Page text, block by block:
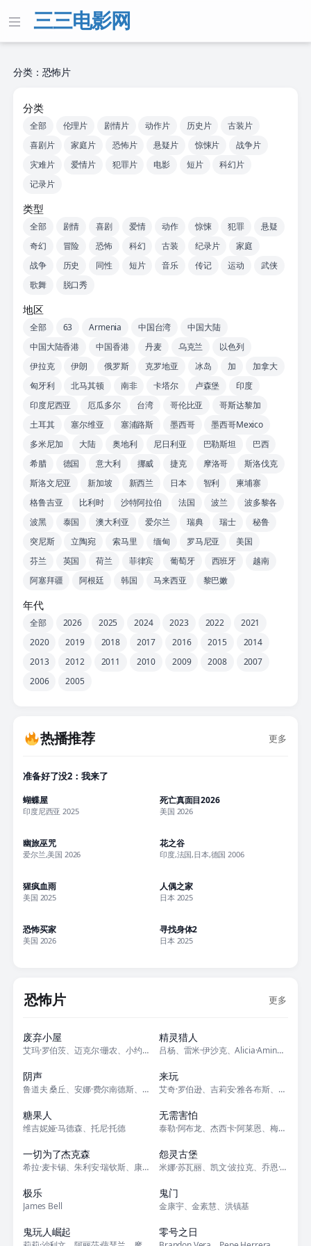
三三电影网
分类：恐怖片
分类
全部 伦理片 剧情片 动作片 历史片
古装片
喜剧片
家庭片 恐怖片 悬疑片 惊悚片
战争片
灾难片
爱情片 犯罪片 电影 短片
科幻片
记录片
类型
全部 剧情 喜剧 爱情 动作 惊悚 犯罪
悬疑
奇幻
冒险 恐怖 科幻 古装 纪录片
家庭
战争
历史 同性 短片 音乐 传记 运动
武侠
歌舞
脱口秀
地区
全部 63 Armenia 中国台湾
中国大陆
中国大陆香港
中国香港 丹麦 乌克兰
以色列
伊拉克
伊朗 俄罗斯 克罗地亚 冰岛 加
加拿大
匈牙利
北马其顿 南非 卡塔尔 卢森堡
印度
印度尼西亚
厄瓜多尔 台湾 哥伦比亚
哥斯达黎加
土耳其
塞尔维亚 塞浦路斯 墨西哥
墨西哥Mexico
多米尼加
大陆 奥地利 尼日利亚 巴勒斯坦
巴西
希腊
德国 意大利 挪威 捷克 摩洛哥
斯洛伐克
斯洛文尼亚
新加坡 新西兰 日本 智利
柬埔寨
格鲁吉亚
比利时 沙特阿拉伯 法国 波兰
波多黎各
波黑
泰国 澳大利亚 爱尔兰 瑞典 瑞士
秘鲁
突尼斯
立陶宛 索马里 缅甸 罗马尼亚
美国
芬兰
英国 荷兰 菲律宾 葡萄牙 西班牙
越南
阿塞拜疆
阿根廷 韩国 马来西亚 黎巴嫩
年代
全部 2026 2025 2024 2023 2022
2021
2020
2019 2018 2017 2016 2015
2014
2013
2012 2011 2010 2009 2008
2007
2006
2005
热播推荐 更多
准备好了没2：我来了
蝴蝶屋
印度尼西亚 2025
死亡真面目2026
美国 2026
幽旅巫咒
爱尔兰,美国 2026
花之谷
印度,法国,日本,德国 2006
猩疯血雨
美国 2025
人偶之家
日本 2025
恐怖买家
美国 2026
寻找身体2
日本 2025
恐怖片 更多
废弃小屋
艾玛·罗伯茨、迈克尔·珊农、小约翰·加拉赫、Kate Arrington
精灵猎人
吕杨、雷米·伊沙克、Alicia·Amin、Norreen·Iman
正片
阴声
鲁道夫 桑丘、安娜·费尔南德斯、拉蒙·巴雷阿、贝伦·法布拉、卢卡斯·布拉
正片
来玩
艾奇·罗伯逊、吉莉安·雅各布斯、小约翰·加拉赫、温斯洛·费格雷、杰登·马
正片
糖果人
维吉妮娅·马德森、托尼·托德
正片
无需害怕
泰勒·阿布龙、杰西卡·阿莱恩、梅兹·阿特伍德、安德鲁·巴切勒、巴亚尔多·
正片
一切为了杰克森
希拉·麦卡锡、朱利安·瑞钦斯、康斯坦蒂娜·曼特罗斯、乔什·克鲁达斯、亚尼
正片
怨灵古堡
米娜·苏瓦丽、凯文·波拉克、乔恩·亚伯拉罕斯、梅根·维斯特、安娜丽莎·科
正片
极乐
James Bell
正片
鬼门
金康宇、金素慧、洪镇基
鬼玩人崛起 零号之日